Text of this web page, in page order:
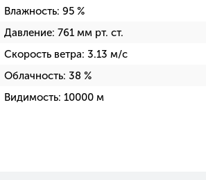
Влажность: 95 %
Давление: 761 мм рт. ст.
Скорость ветра: 3.13 м/с
Облачность: 38 %
Видимость: 10000 м